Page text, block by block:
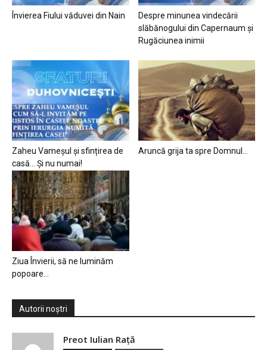
Învierea Fiului văduvei din Nain
Despre minunea vindecării
slăbănogului din Capernaum și
Rugăciunea inimii
Zaheu Vameșul și sfințirea de
casă… Și nu numai!
Aruncă grija ta spre Domnul…
Ziua Învierii, să ne luminăm
popoare…
Autorii noștri
Preot Iulian Raţă